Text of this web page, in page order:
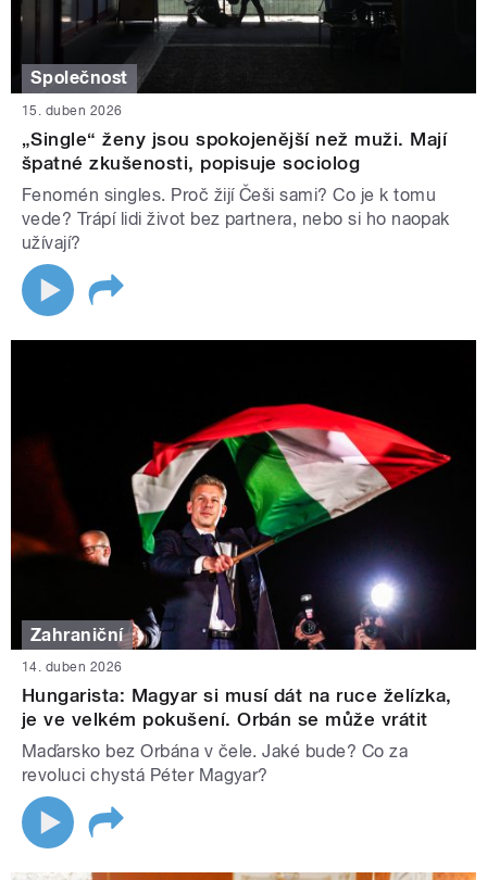
Společnost
15. duben 2026
„Single“ ženy jsou spokojenější než muži. Mají
špatné zkušenosti, popisuje sociolog
Fenomén singles. Proč žijí Češi sami? Co je k tomu
vede? Trápí lidi život bez partnera, nebo si ho naopak
užívají?
Zahraniční
14. duben 2026
Hungarista: Magyar si musí dát na ruce želízka,
je ve velkém pokušení. Orbán se může vrátit
Maďarsko bez Orbána v čele. Jaké bude? Co za
revoluci chystá Péter Magyar?